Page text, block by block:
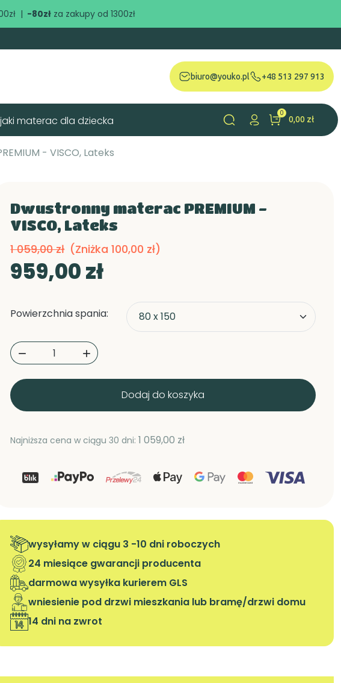
| -80złza zakupy od 1300zł
biuro@youko.pl +48 513 297 913
jaki materac dla dziecka
0
0,00 zł
- VISCO, Lateks
Dwustronny materac PREMIUM -
VISCO, Lateks
1 059,00 zł (Zniżka 100,00 zł)
959,00 zł
Powierzchnia spania:
 
Dodaj do koszyka
Najniższa cena w ciągu 30 dni:1 059,00 zł
wysyłamy w ciągu 3 -10 dni roboczych
24 miesiące gwarancji producenta
darmowa wysyłka kurierem GLS
wniesienie pod drzwi mieszkania lub bramę/drzwi domu
14 dni na zwrot